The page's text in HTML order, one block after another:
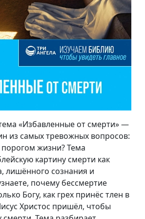
«Избавленные от смерти» —
из самых тревожных вопросов:
порогом жизни? Тема
картину смерти как
лишённого сознания и
почему бессмертие
Богу, как грех принёс тлен в
Христос пришёл, чтобы